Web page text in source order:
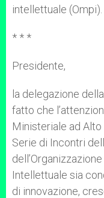
intellettuale (Ompi).
* * *
Presidente,
la delegazione
fatto che
Ministeriale ad
Serie di Incontri
Intellettuale sia
di innovazione,